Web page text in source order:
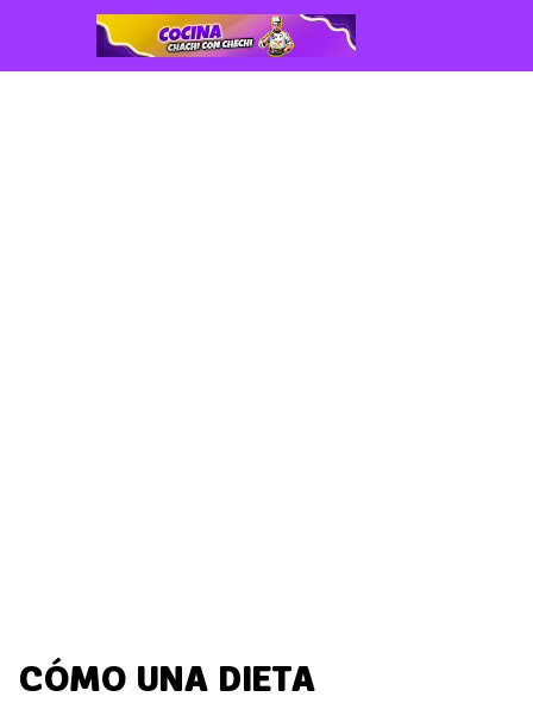
CÓMO UNA DIETA